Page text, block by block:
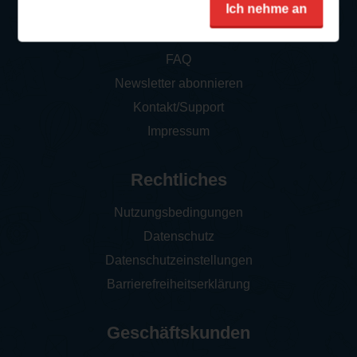
Ich nehme an
FAQ
Newsletter abonnieren
Kontakt/Support
Impressum
Rechtliches
Nutzungsbedingungen
Datenschutz
Datenschutzeinstellungen
Barrierefreiheitserklärung
Geschäftskunden